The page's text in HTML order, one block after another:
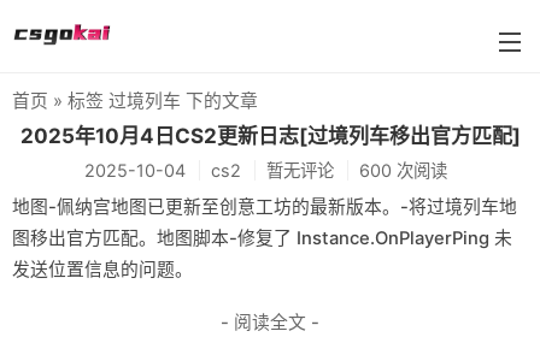
farmskins
88dog
flamecases
首页 » 标签 过境列车 下的文章
2025年10月4日CS2更新日志[过境列车移出官方匹配]
2025-10-04 cs2 暂无评论 600 次阅读
地图-佩纳宫地图已更新至创意工坊的最新版本。-将过境列车地
图移出官方匹配。地图脚本-修复了 Instance.OnPlayerPing 未
发送位置信息的问题。
- 阅读全文 -